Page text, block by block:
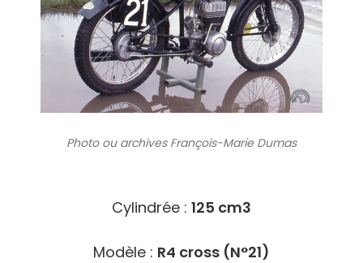
Photo ou archivesFrançois-Marie Dumas
Cylindrée : 125 cm3
Modèle : R4 cross (N°21)